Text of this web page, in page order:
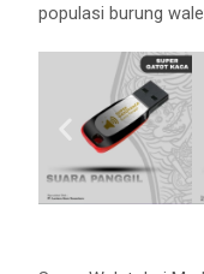
populasi burung